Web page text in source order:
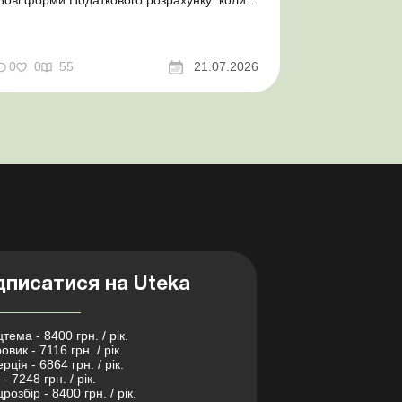
центр з організації
0 0 55 21.07.2026
на Uteka
- 8400 грн. / рік.
- 7116 грн. / рік.
- 6864 грн. / рік.
7248 грн. / рік.
- 8400 грн. / рік.